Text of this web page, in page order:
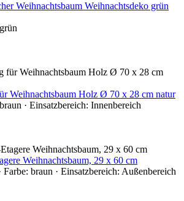
Weihnachtsbaum Weihnachtsdeko grün
Weihnachtsbaum Holz Ø 70 x 28 cm natur
· Einsatzbereich: Innenbereich
Weihnachtsbaum, 29 x 60 cm
Farbe: braun · Einsatzbereich: Außenbereich